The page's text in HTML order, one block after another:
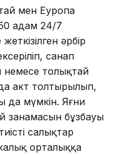
мен Еуропа
адам 24/7
әрбір
санап
немесе толықтай
акт толтырылып,
да мүмкін. Яғни
заңнамасын бұзбауы
салықтар
орталыққа